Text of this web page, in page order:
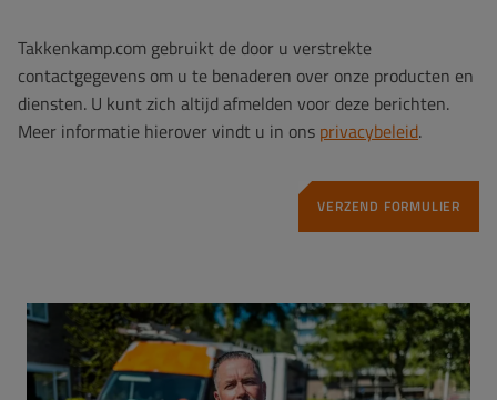
Takkenkamp.com gebruikt de door u verstrekte
contactgegevens om u te benaderen over onze producten en
diensten. U kunt zich altijd afmelden voor deze berichten.
Meer informatie hierover vindt u in ons privacybeleid.